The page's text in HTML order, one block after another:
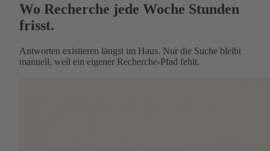
Wo Recherche jede Woche Stunden
frisst.
Antworten existieren längst im Haus. Nur die Suche bleibt
manuell, weil ein eigener Recherche-Pfad fehlt.